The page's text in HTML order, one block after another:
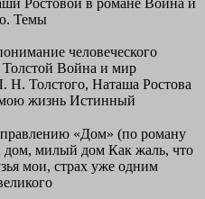
Темы
человеческого
Толстой Война и мир
Н. Толстого, Наташа Ростова
жизнь Истинный
«Дом» (по роману
милый дом Как жаль, что
мои, страх уже одним